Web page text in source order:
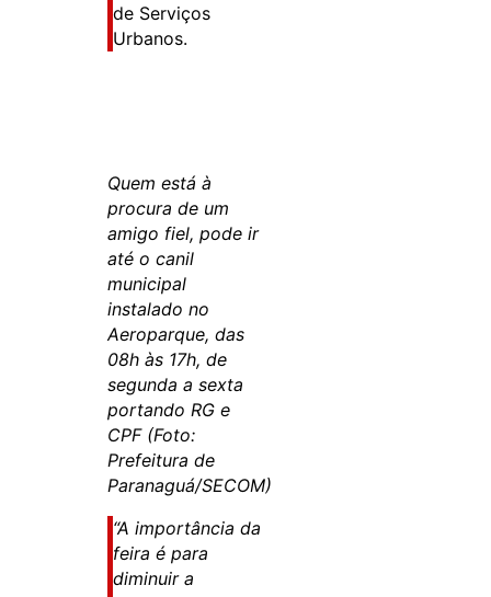
de Serviços
Urbanos.
Quem está à
procura de um
amigo fiel, pode ir
até o canil
municipal
instalado no
Aeroparque, das
08h às 17h, de
segunda a sexta
portando RG e
CPF (Foto:
Prefeitura de
Paranaguá/SECOM)
“A importância da
feira é para
diminuir a